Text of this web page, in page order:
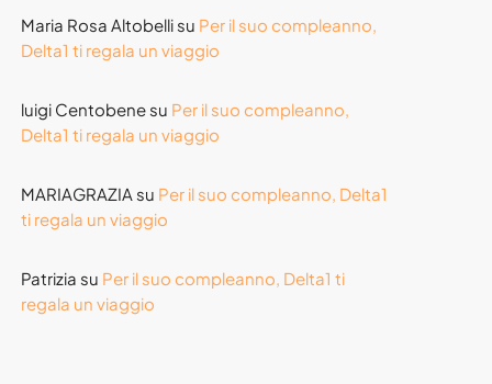
Maria Rosa Altobellisu Per il suo compleanno,
Delta1 ti regala un viaggio
luigi Centobenesu Per il suo compleanno,
Delta1 ti regala un viaggio
MARIAGRAZIA su Per il suo compleanno, Delta1
ti regala un viaggio
Patrizia su Per il suo compleanno, Delta1 ti
regala un viaggio